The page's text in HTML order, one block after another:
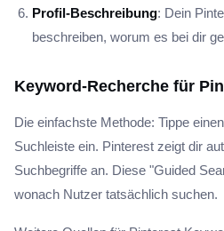
Profil-Beschreibung: Dein
beschreiben, worum es bei dir
Keyword-Recherche für
Die einfachste Methode: Tippe
Suchleiste ein. Pinterest zeigt dir
Suchbegriffe an. Diese "Guided
wonach Nutzer tatsächlich suchen.